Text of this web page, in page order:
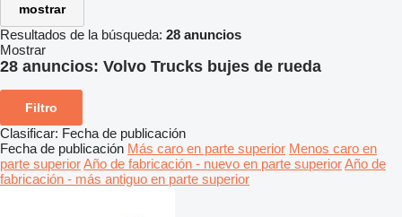
mostrar
Resultados de la búsqueda: 28 anuncios
Mostrar
28 anuncios: Volvo Trucks bujes de rueda
Filtro
Clasificar: Fecha de publicación
Fecha de publicación Más caro en parte superior Menos caro en
parte superiorAño de fabricación - nuevo en parte superiorAño de
fabricación - más antiguo en parte superior